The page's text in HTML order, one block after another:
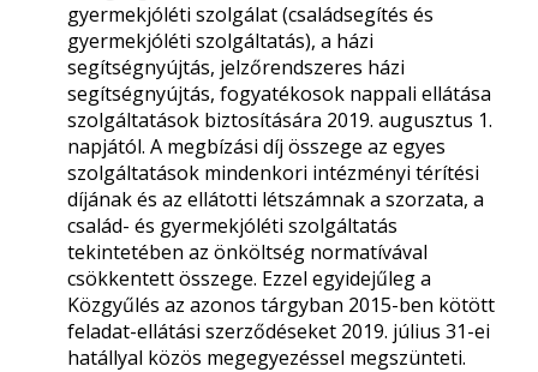
gyermekjóléti szolgálat (családsegítés és
gyermekjóléti szolgáltatás), a házi
segítségnyújtás, jelzőrendszeres házi
segítségnyújtás, fogyatékosok nappali ellátása
szolgáltatások biztosítására 2019. augusztus 1.
napjától. A megbízási díj összege az egyes
szolgáltatások mindenkori intézményi térítési
díjának és az ellátotti létszámnak a szorzata, a
család- és gyermekjóléti szolgáltatás
tekintetében az önköltség normatívával
csökkentett összege. Ezzel egyidejűleg a
Közgyűlés az azonos tárgyban 2015-ben kötött
feladat-ellátási szerződéseket 2019. július 31-ei
hatállyal közös megegyezéssel megszünteti.